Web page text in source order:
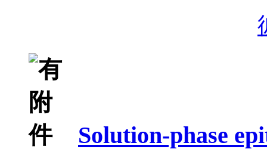
Solution-phase